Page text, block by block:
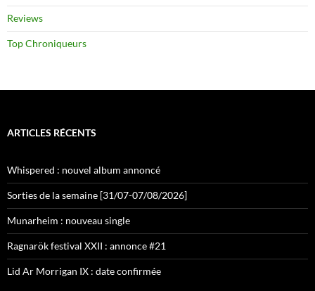
Reviews
Top Chroniqueurs
ARTICLES RÉCENTS
Whispered : nouvel album annoncé
Sorties de la semaine [31/07-07/08/2026]
Munarheim : nouveau single
Ragnarök festival XXII : annonce #21
Lid Ar Morrigan IX : date confirmée